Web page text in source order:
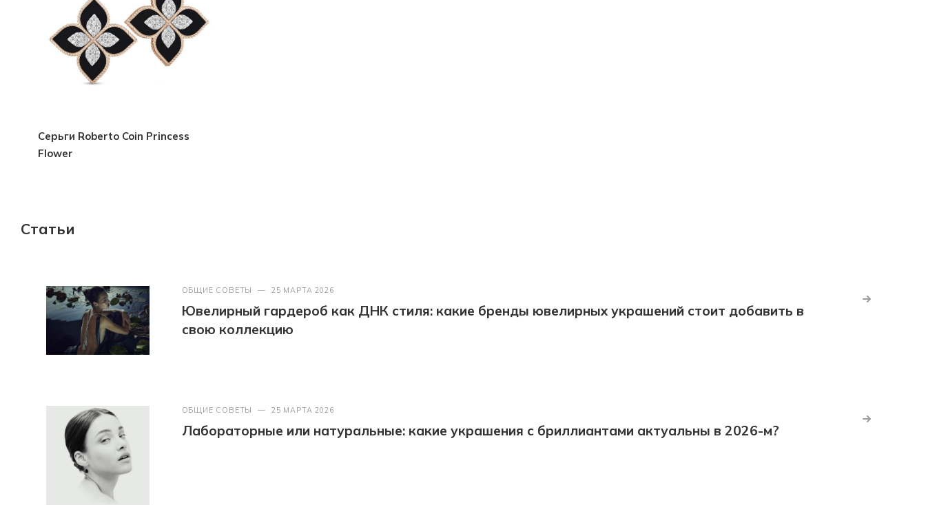
Серьги Roberto Coin Princess
Flower
Статьи
ОБЩИЕ СОВЕТЫ — 25 МАРТА 2026
Ювелирный гардероб как ДНК стиля: какие бренды ювелирных украшений стоит добавить в
свою коллекцию
ОБЩИЕ СОВЕТЫ — 25 МАРТА 2026
Лабораторные или натуральные: какие украшения с бриллиантами актуальны в 2026-м?